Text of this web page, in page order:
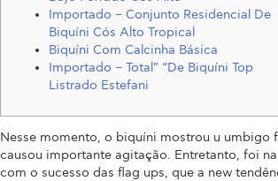
Importado – Conjunto Residencial De
Biquíni Cós Alto Tropical
Biquíni Com Calcinha Básica
Importado – Total” “De Biquíni Top
Listrado Estefani
Nesse momento, o biquíni mostrou u umbigo
causou importante agitação. Entretanto, foi
com o sucesso das flag ups, que a new